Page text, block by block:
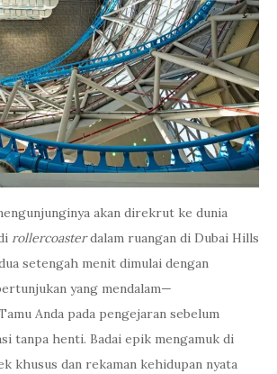
akan direkrut ke dunia
rollercoasterdalam ruangan di Dubai Hills
setengah menit dimulai dengan
yang mendalam—
Anda pada pengejaran sebelum
tanpa henti. Badai epik mengamuk di
khusus dan rekaman kehidupan nyata